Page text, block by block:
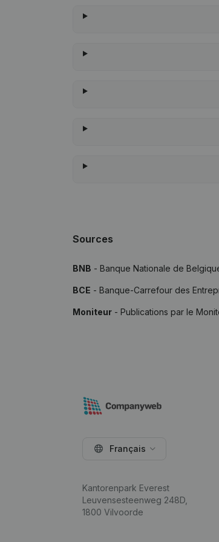
Sources
BNB - Banque Nationale de
BCE - Banque-Carrefour des
Moniteur - Publications par le
Français
Kantorenpark Everest
Leuvensesteenweg 248D,
1800 Vilvoorde